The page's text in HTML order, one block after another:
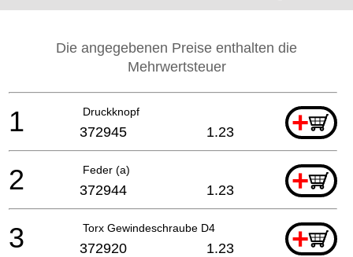
Die angegebenen Preise enthalten die
Mehrwertsteuer
Druckknopf +
1 372945 1.23
Feder (a) +
2 372944 1.23
Torx Gewindeschraube D4 +
3 372920 1.23